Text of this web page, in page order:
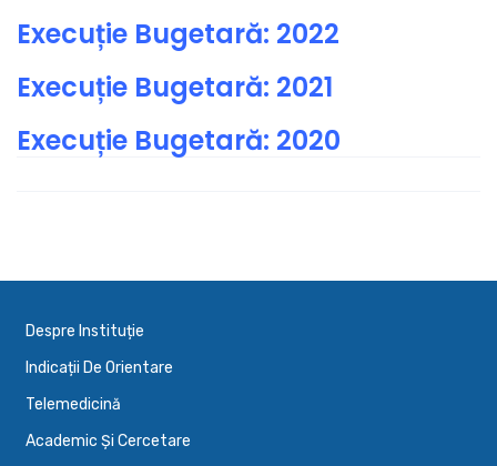
Execuție Bugetară: 2022
Execuție Bugetară: 2021
Execuție Bugetară: 2020
Despre Instituție
Indicații De Orientare
Telemedicină
Academic Și Cercetare